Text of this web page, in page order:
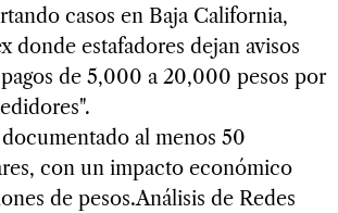
casos en Baja California,
donde estafadores dejan avisos
de 5,000 a 20,000 pesos por
al menos 50
con un impacto económico
de pesos.Análisis de Redes